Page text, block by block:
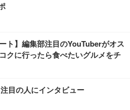
ト】編集部注目のYouTuberがオス
クに行ったら食べたいグルメをチ
目の人にインタビュー